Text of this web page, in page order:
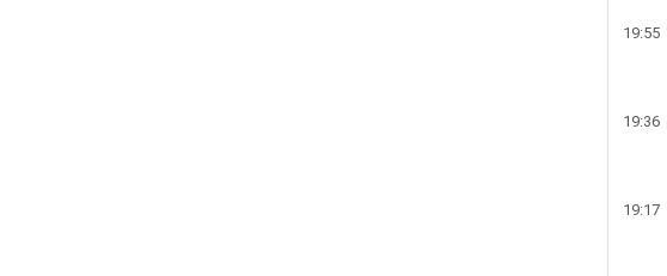
19:55
19:36
19:17